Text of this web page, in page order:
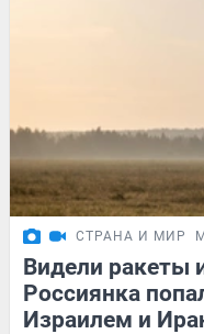
СТРАНА И МИР
Видели ракеты
Россиянка
Израилем и